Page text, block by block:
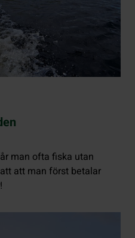
man ofta fiska utan
att man först betalar